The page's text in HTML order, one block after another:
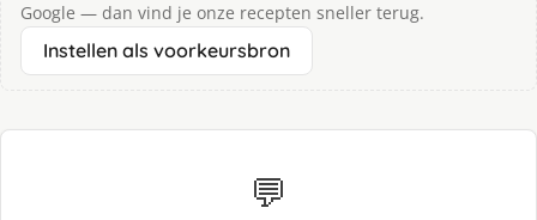
Google — dan vind je onze recepten sneller terug.
Instellen als voorkeursbron
💬